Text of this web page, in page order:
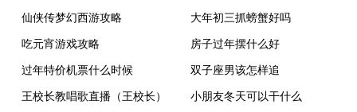
仙侠传梦幻西游攻略
大年初三抓螃蟹好吗
吃元宵游戏攻略
房子过年摆什么好
过年特价机票什么时候
双子座男该怎样追
王校长教唱歌直播（王校长）
小朋友冬天可以干什么